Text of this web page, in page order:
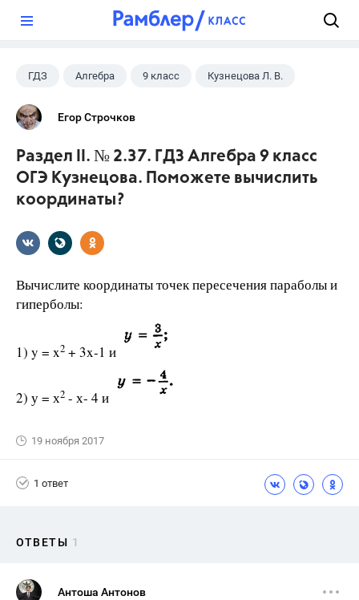
ГДЗ Алгебра 9 класс Кузнецова Л. В.
Егор Строчков
Раздел II. № 2.37. ГДЗ Алгебра 9 класс
ОГЭ Кузнецова. Поможете вычислить
координаты?
Вычислите координаты точек пересечения параболы и
гиперболы:
1) y = x2 + 3x-1 и
2) у = х2 - х- 4 и
19 ноября 2017
1 ответ
ОТВЕТЫ 1
Антоша Антонов